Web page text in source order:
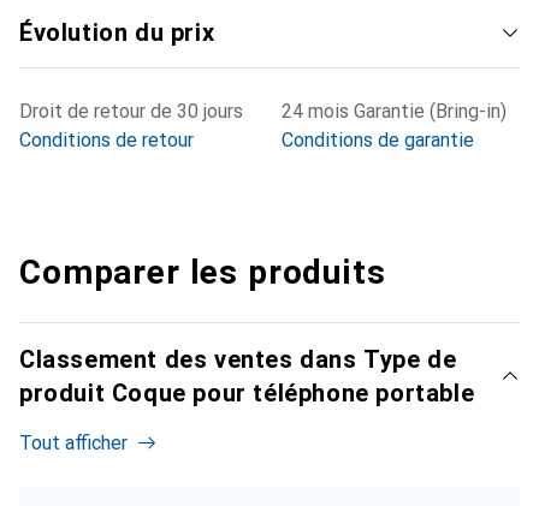
Évolution du prix
Droit de retour de 30 jours
Conditions de retour
24 mois Garantie (Bring-in)
Conditions de garantie
Comparer les produits
Classement des ventes dans Type de
produit Coque pour téléphone portable
Tout afficher